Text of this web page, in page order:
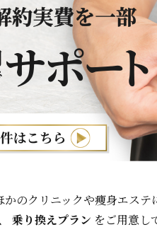
のクリニックや痩身エステ
乗り換えプラン をご用意し